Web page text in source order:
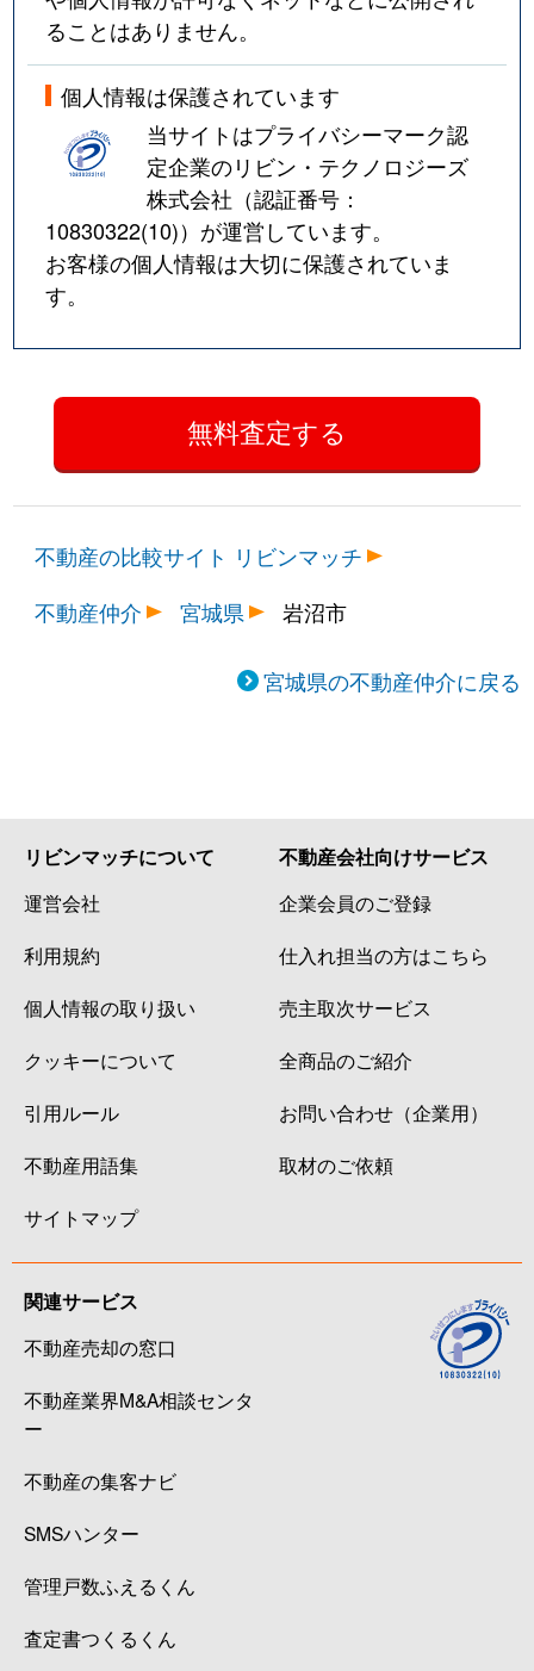
ることはありません。
個人情報は保護されています
当サイトはプライバシーマーク認
定企業のリビン・テクノロジーズ
株式会社（認証番号：
10830322(10)）が運営しています。
お客様の個人情報は大切に保護されていま
す。
不動産の比較サイト リビンマッチ
不動産仲介
宮城県 岩沼市
宮城県の不動産仲介に戻る
リビンマッチについて
運営会社
利用規約
個人情報の取り扱い
クッキーについて
引用ルール
不動産用語集
サイトマップ
不動産会社向けサービス
企業会員のご登録
仕入れ担当の方はこちら
売主取次サービス
全商品のご紹介
お問い合わせ（企業用）
取材のご依頼
関連サービス
不動産売却の窓口
不動産業界M&A相談センタ
ー
不動産の集客ナビ
SMSハンター
管理戸数ふえるくん
査定書つくるくん